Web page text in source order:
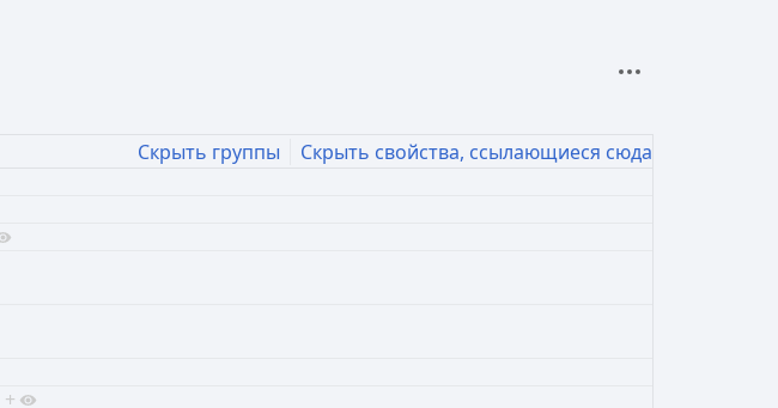
Дополнительные
Скрыть группы
Скрыть свойства, ссылающиеся сюда
+